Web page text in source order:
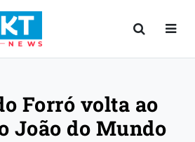
Forró volta ao
João do Mundo